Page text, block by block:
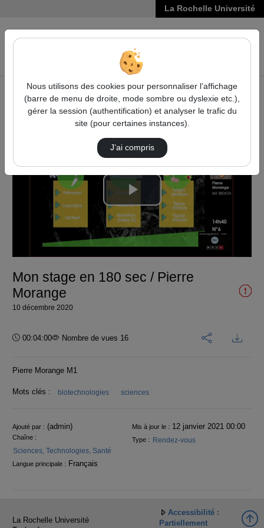
La Rochelle Université
VIDÉOS
Accueil Vidéos Mon stage en 180 sec / Pierre Morange
Lire
la
vidéo
Mon stage en 180 sec / Pierre
Morange
10 décembre 2020
Durée :
00:04:00 Nombre de vues 16
Pierre Morange M1
Mots clés : biotechnologies sciences
Informations
Ajouté par : (admin) Mis à jour le : 12 janvier 2021 00:00
Chaîne :
Sciences, Technologies, Santé
Type : Rendez-vous
Langue principale : Français
La Rochelle Université
Accessibilité :
Partiellement
Nous utilisons des cookies pour personnaliser l’affichage
(barre de menu de droite, mode sombre ou dyslexie etc.),
gérer la session (authentification) et analyser le trafic du
site (pour certaines instances).
J’ai compris